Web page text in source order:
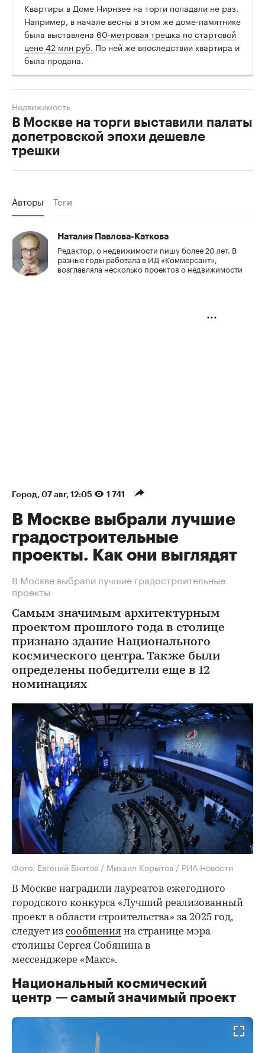
Квартиры в Доме Нирнзее на торги попадали не раз.
Например, в начале весны в этом же доме-памятнике
была выставлена 60-метровая трешка по стартовой
цене 42 млн руб. По ней же впоследствии квартира и
была продана.
В Москве на торги выставили палаты
допетровской эпохи дешевле
трешки
Недвижимость
Авторы Теги
Наталия Павлова-Каткова
Редактор, о недвижимости пишу более 20 лет. В
разные годы работала в ИД «Коммерсант»,
возглавляла несколько проектов о недвижимости
Город 07 авг, 12:05 1 741
В Москве выбрали лучшие
градостроительные
проекты. Как они выглядят
В Москве выбрали лучшие градостроительные
проекты
Самым значимым архитектурным
проектом прошлого года в столице
признано здание Национального
космического центра. Также были
определены победители еще в 12
номинациях
Фото: Евгений Биятов / Михаил Корытов / РИА Новости
В Москве наградили лауреатов ежегодного
городского конкурса «Лучший реализованный
проект в области строительства» за 2025 год,
следует из сообщения на странице мэра
столицы Сергея Собянина в
мессенджере «Макс».
Национальный космический
центр — самый значимый проект